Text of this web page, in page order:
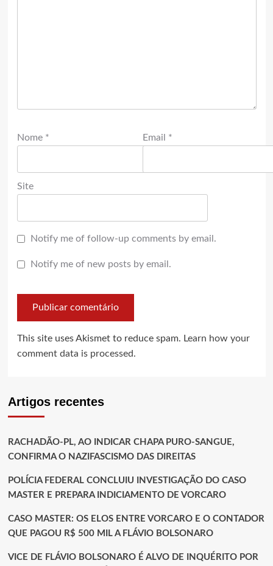
Nome * Email *
Site
Notify me of follow-up comments by email.
Notify me of new posts by email.
This site uses Akismet to reduce spam. Learn how your
comment data is processed.
Artigos recentes
RACHADÃO-PL, AO INDICAR CHAPA PURO-SANGUE,
CONFIRMA O NAZIFASCISMO DAS DIREITAS
POLÍCIA FEDERAL CONCLUIU INVESTIGAÇÃO DO CASO
MASTER E PREPARA INDICIAMENTO DE VORCARO
CASO MASTER: OS ELOS ENTRE VORCARO E O CONTADOR
QUE PAGOU R$ 500 MIL A FLÁVIO BOLSONARO
VICE DE FLÁVIO BOLSONARO É ALVO DE INQUÉRITO POR